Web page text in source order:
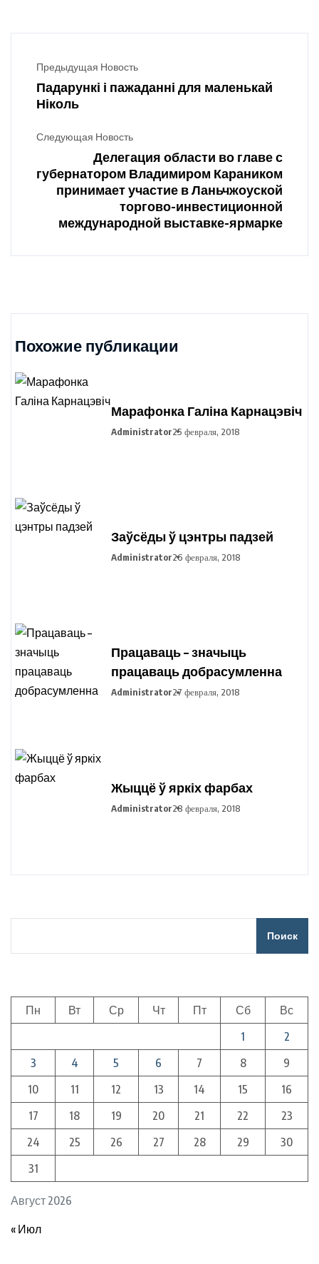
Предыдущая Новость
Падарункі і пажаданні для маленькай
Ніколь
Следующая Новость
Делегация области во главе с
губернатором Владимиром Караником
принимает участие в Ланьчжоуской
торгово-инвестиционной
международной выставке-ярмарке
Похожие публикации
Марафонка Галіна Карнацэвіч
Administrator25 февраля, 2018
Заўсёды ў цэнтры падзей
Administrator26 февраля, 2018
Працаваць – значыць
працаваць добрасумленна
Administrator27 февраля, 2018
Жыццё ў яркіх фарбах
Administrator28 февраля, 2018
Поиск
Август 2026
Пн Вт Ср Чт Пт Сб
Вс
1
2
3
4 5 6 7 8
9
10
11 12 13 14 15
16
17
18 19 20 21 22
23
24
25 26 27 28 29
30
31
« Июл